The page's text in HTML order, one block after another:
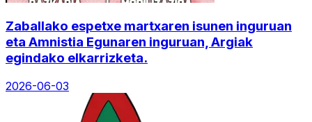
Zaballako espetxe martxaren isunen inguruan
eta Amnistia Egunaren inguruan, Argiak
egindako elkarrizketa.
2026-06-03